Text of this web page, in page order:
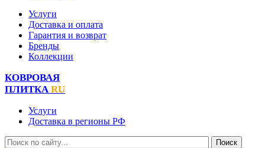
Услуги
Доставка и оплата
Гарантия и возврат
Бренды
Коллекции
КОВРОВАЯ
ПЛИТКА RU
Услуги
Доставка в регионы РФ